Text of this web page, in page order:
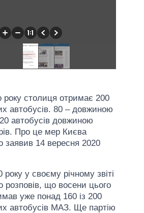
року столиця отримає 200
автобусів. 80 – довжиною
автобусів довжиною
Про це мер Києва
заявив 14 вересня 2020
року у своєму річному звіті
розповів, що восени цього
уже понад 160 із 200
автобусів МАЗ. Ще партію